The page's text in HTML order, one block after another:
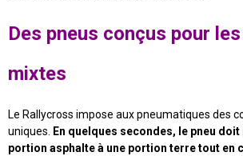
Des pneus conçus pour
mixtes
Le Rallycross impose aux pneumatiques des
uniques. En quelques secondes, le pneu doit
portion asphalte à une portion terre tout en